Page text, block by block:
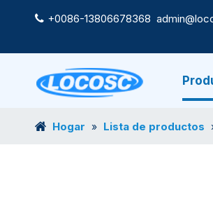
 +0086-13806678368
Hogar » Lista de productos